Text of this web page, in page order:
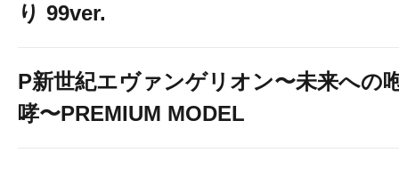
り 99ver.
P新世紀エヴァンゲリオン〜未来への
哮〜PREMIUM MODEL